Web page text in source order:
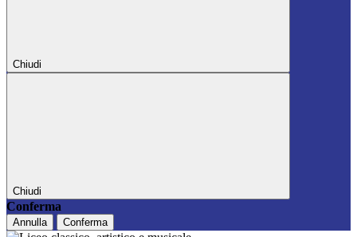
Chiudi
Chiudi
Conferma
Annulla Conferma